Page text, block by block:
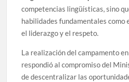
competencias lingüísticas, sino
habilidades fundamentales como
el liderazgo y el respeto.
La realización del campamento
respondió al compromiso del
de descentralizar las